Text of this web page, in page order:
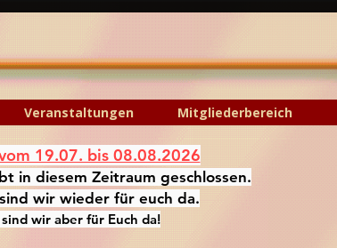
Veranstaltungen Mitgliederbereich
19.07. bis 08.08.2026
in diesem Zeitraum geschlossen.
wir wieder für euch da.
wir aber für Euch da!